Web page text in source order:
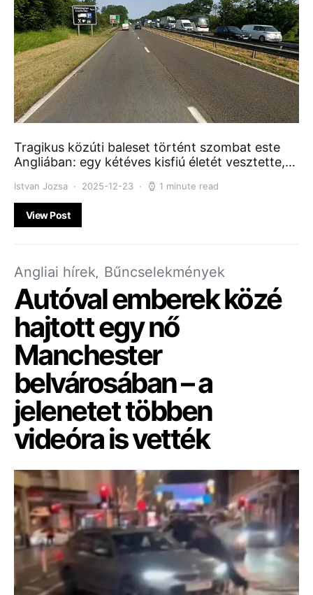
Tragikus közúti baleset történt szombat este
Angliában: egy kétéves kisfiú életét vesztette,…
Istvan Jozsa 2025-12-23 1 minute read
View Post
Angliai hírek Bűncselekmények
Autóval emberek közé
hajtott egy nő
Manchester
belvárosában – a
jelenetet többen
videóra is vették